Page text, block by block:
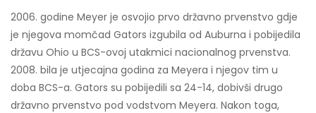
2006. godine Meyer je osvojio prvo državno prvenstvo gdje
je njegova momčad Gators izgubila od Auburna i pobijedila
državu Ohio u BCS-ovoj utakmici nacionalnog prvenstva.
2008. bila je utjecajna godina za Meyera i njegov tim u
doba BCS-a. Gators su pobijedili sa 24-14, dobivši drugo
državno prvenstvo pod vodstvom Meyera. Nakon toga,